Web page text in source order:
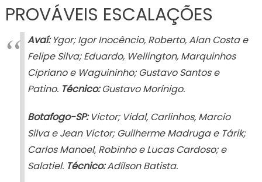
PROVÁVEIS ESCALAÇÕES
Avaí:Ygor; Igor Inocêncio, Roberto, Alan Costa e
Felipe Silva; Eduardo, Wellington, Marquinhos
Cipriano e Waguininho; Gustavo Santos e
Patino. Técnico:Gustavo Morínigo.
Botafogo-SP:Victor; Vidal, Carlinhos, Marcio
Silva e Jean Victor; Guilherme Madruga e Tárik;
Carlos Manoel, Robinho e Lucas Cardoso; e
Salatiel. Técnico:Adílson Batista.